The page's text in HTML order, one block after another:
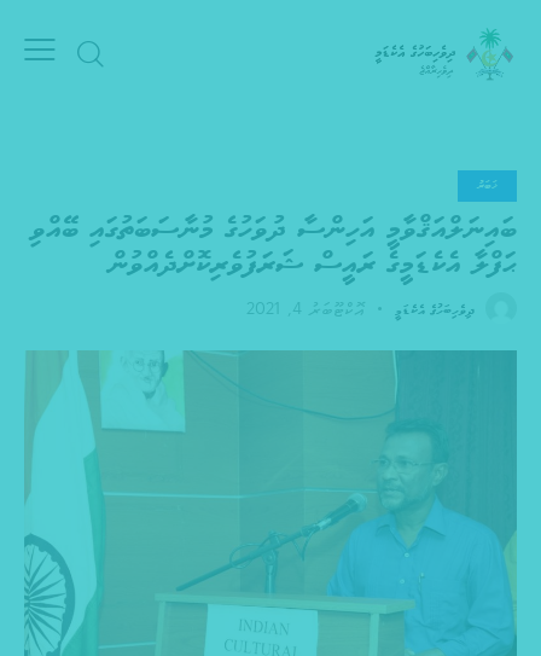
ޚަބަރު
ބައިނަލްއަޤްވާމީ އަހިންސާ ދުވަހުގެ މުނާސަބަތުގައި ބޭއްވި
ޙަފްލާ އެކެޑަމީގެ ރައީސް ޝަރަފުވެރިކޮށްދެއްވުން
ދިވެހިބަހުގެ އެކެޑަމީ އޮކްޓޫބަރު 4, 2021